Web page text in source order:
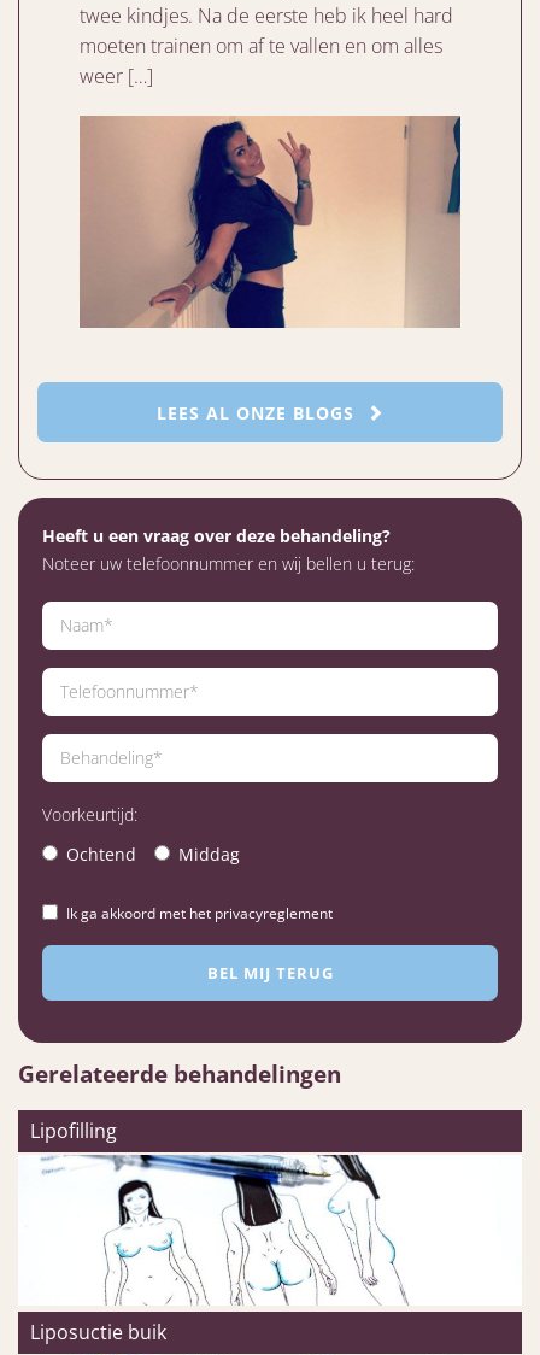
twee kindjes. Na de eerste heb ik heel hard
moeten trainen om af te vallen en om alles
weer […]
LEES AL ONZE BLOGS
Heeft u een vraag over deze behandeling?
Noteer uw telefoonnummer en wij bellen u terug:
Voorkeurtijd:
Ochtend
Middag
Ik ga akkoord met het privacyreglement
Gerelateerde behandelingen
Lipofilling
Liposuctie buik